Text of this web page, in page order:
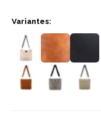
Variantes: